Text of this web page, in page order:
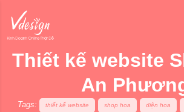
Thiết kế website
An
Tags: thiết kế website shop hoa điện hoa